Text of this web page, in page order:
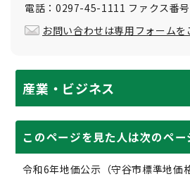
電話：0297-45-1111 ファクス番
お問い合わせは専用フォームを
産業・ビジネス
このページを見た人は次のペ
令和6年地価公示（守谷市標準地価格